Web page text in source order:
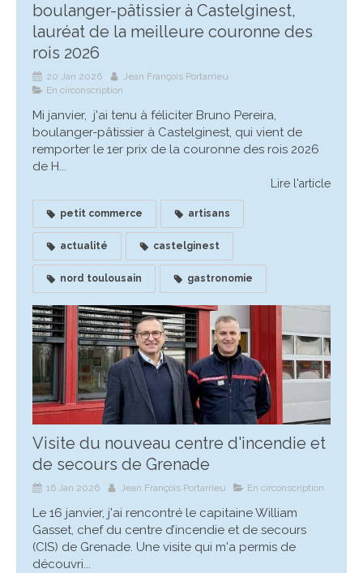
boulanger-pâtissier à Castelginest,
lauréat de la meilleure couronne des
rois 2026
20 Jan 2026
Jean François Portarrieu
En circonscription
Mi janvier, j'ai tenu à féliciter Bruno Pereira,
boulanger-pâtissier à Castelginest, qui vient de
remporter le 1er prix de la couronne des rois 2026
de H...
Lire l'article
petit commerce artisans
actualité castelginest
nord toulousain gastronomie
Visite du nouveau centre d'incendie et
de secours de Grenade
16 Jan 2026 Jean François Portarrieu En circonscription
Le 16 janvier, j'ai rencontré le capitaine William
Gasset, chef du centre d’incendie et de secours
(CIS) de Grenade. Une visite qui m'a permis de
découvri...